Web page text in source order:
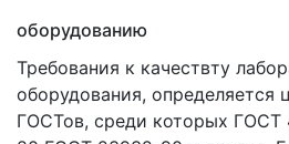
оборудованию
Требования к качествту
оборудования, определяется
ГОСТов, среди которых ГОСТ